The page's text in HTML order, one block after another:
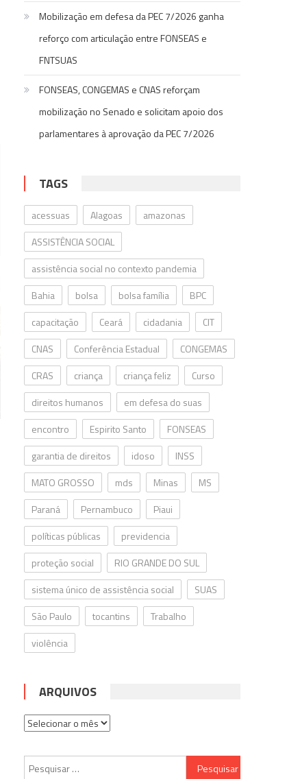
Mobilização em defesa da PEC 7/2026 ganha
reforço com articulação entre FONSEAS e
FNTSUAS
FONSEAS, CONGEMAS e CNAS reforçam
mobilização no Senado e solicitam apoio dos
parlamentares à aprovação da PEC 7/2026
TAGS
acessuas Alagoas
amazonas
ASSISTÊNCIA SOCIAL
assistência social no contexto pandemia
Bahia
bolsa bolsa família
BPC
capacitação
Ceará cidadania
CIT
CNAS
Conferência Estadual
CONGEMAS
CRAS
criança criança feliz
Curso
direitos humanos
em defesa do suas
encontro
Espirito Santo
FONSEAS
garantia de direitos
idoso
INSS
MATO GROSSO
mds Minas
MS
Paraná
Pernambuco
Piaui
políticas públicas
previdencia
proteção social
RIO GRANDE DO SUL
sistema único de assistência social
SUAS
São Paulo
tocantins
Trabalho
violência
ARQUIVOS
Arquivos
Pesquisar